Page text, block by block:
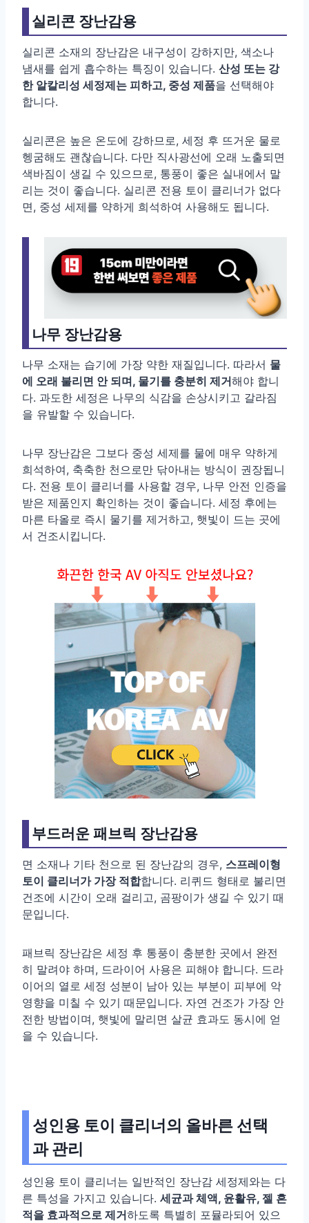
실리콘 장난감용
실리콘 소재의 장난감은 내구성이 강하지만, 색소나
냄새를 쉽게 흡수하는 특징이 있습니다. 산성 또는 강
한 알칼리성 세정제는 피하고, 중성 제품을 선택해야
합니다.
실리콘은 높은 온도에 강하므로, 세정 후 뜨거운 물로
헹굼해도 괜찮습니다. 다만 직사광선에 오래 노출되면
색바짐이 생길 수 있으므로, 통풍이 좋은 실내에서 말
리는 것이 좋습니다. 실리콘 전용 토이 클리너가 없다
면, 중성 세제를 약하게 희석하여 사용해도 됩니다.
나무 장난감용
나무 소재는 습기에 가장 약한 재질입니다. 따라서 물
에 오래 불리면 안 되며, 물기를 충분히 제거해야 합니
다. 과도한 세정은 나무의 식감을 손상시키고 갈라짐
을 유발할 수 있습니다.
나무 장난감은 그보다 중성 세제를 물에 매우 약하게
희석하여, 축축한 천으로만 닦아내는 방식이 권장됩니
다. 전용 토이 클리너를 사용할 경우, 나무 안전 인증을
받은 제품인지 확인하는 것이 좋습니다. 세정 후에는
마른 타올로 즉시 물기를 제거하고, 햇빛이 드는 곳에
서 건조시킵니다.
부드러운 패브릭 장난감용
면 소재나 기타 천으로 된 장난감의 경우, 스프레이형
토이 클리너가 가장 적합합니다. 리퀴드 형태로 불리면
건조에 시간이 오래 걸리고, 곰팡이가 생길 수 있기 때
문입니다.
패브릭 장난감은 세정 후 통풍이 충분한 곳에서 완전
히 말려야 하며, 드라이어 사용은 피해야 합니다. 드라
이어의 열로 세정 성분이 남아 있는 부분이 피부에 악
영향을 미칠 수 있기 때문입니다. 자연 건조가 가장 안
전한 방법이며, 햇빛에 말리면 살균 효과도 동시에 얻
을 수 있습니다.
성인용 토이 클리너의 올바른 선택
과 관리
성인용 토이 클리너는 일반적인 장난감 세정제와는 다
른 특성을 가지고 있습니다. 세균과 체액, 윤활유, 젤 흔
적을 효과적으로 제거하도록 특별히 포뮬라되어 있으